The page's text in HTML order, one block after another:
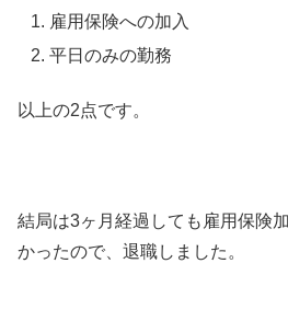
雇用保険への加入
平日のみの勤務
以上の2点です。
結局は3ヶ月経過しても雇用保険
かったので、退職しました。